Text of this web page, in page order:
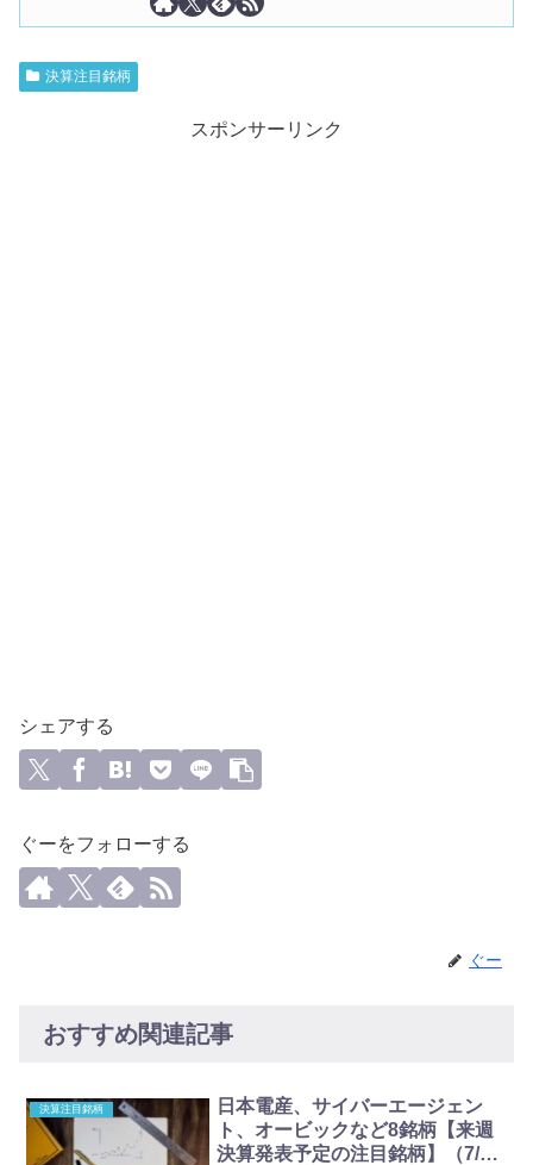
決算注目銘柄
スポンサーリンク
シェアする
ぐーをフォローする
ぐー
おすすめ関連記事
決算注目銘柄
日本電産、サイバーエージェン
ト、オービックなど8銘柄【来週
決算発表予定の注目銘柄】（7/20